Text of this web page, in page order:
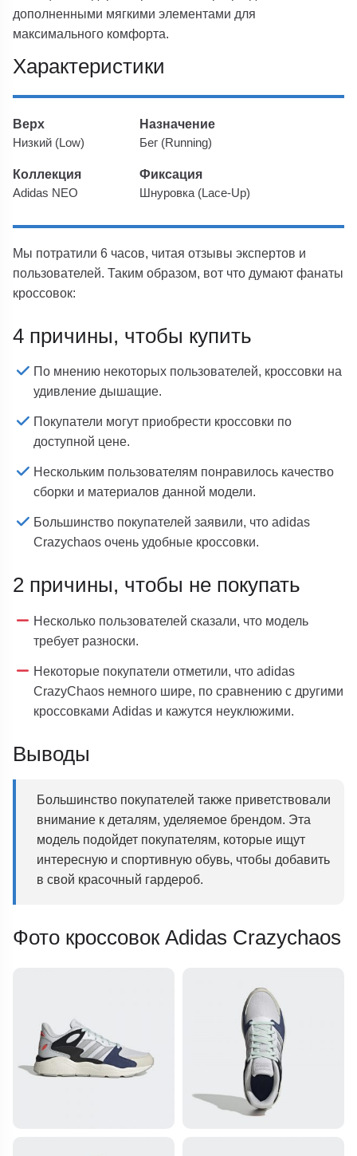
дополненными мягкими элементами для
максимального комфорта.
Характеристики
Верх
Низкий (Low)
Назначение
Бег (Running)
Коллекция
Adidas NEO
Фиксация
Шнуровка (Lace-Up)
Мы потратили 6 часов, читая отзывы экспертов и
пользователей. Таким образом, вот что думают фанаты
кроссовок:
4 причины, чтобы купить
По мнению некоторых пользователей, кроссовки на
удивление дышащие.
Покупатели могут приобрести кроссовки по
доступной цене.
Нескольким пользователям понравилось качество
сборки и материалов данной модели.
Большинство покупателей заявили, что adidas
Crazychaos очень удобные кроссовки.
2 причины, чтобы не покупать
Несколько пользователей сказали, что модель
требует разноски.
Некоторые покупатели отметили, что adidas
CrazyChaos немного шире, по сравнению с другими
кроссовками Adidas и кажутся неуклюжими.
Выводы
Большинство покупателей также приветствовали
внимание к деталям, уделяемое брендом. Эта
модель подойдет покупателям, которые ищут
интересную и спортивную обувь, чтобы добавить
в свой красочный гардероб.
Фото кроссовок Adidas Crazychaos